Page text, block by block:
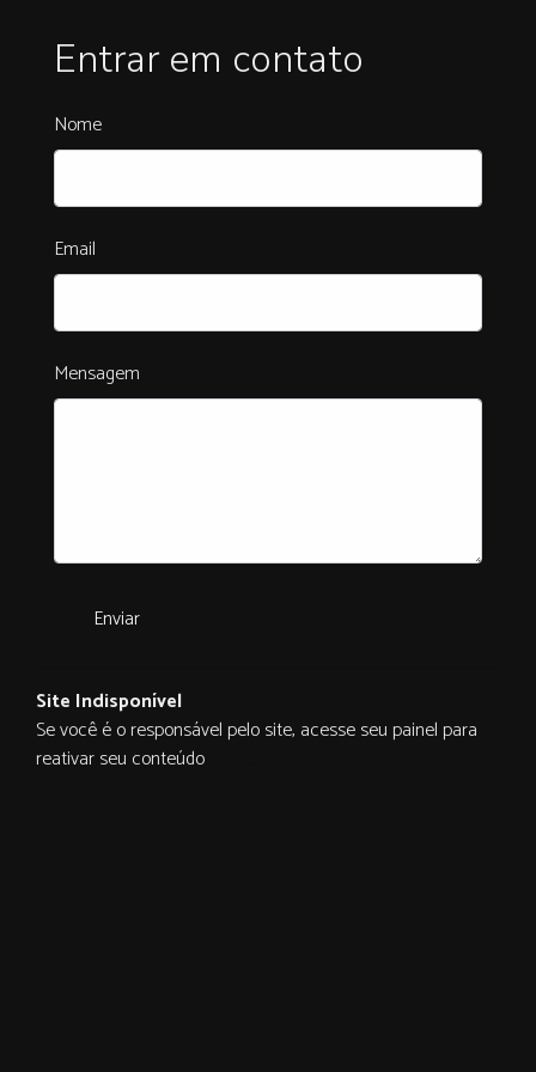
Entrar em contato
Nome
Email
Mensagem
Enviar
Site Indisponível
Se você é o responsável pelo site, acesse seu painel para
reativar seu conteúdo